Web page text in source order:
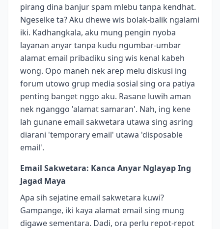
pirang dina banjur spam mlebu tanpa kendhat.
Ngeselke ta? Aku dhewe wis bolak-balik ngalami
iki. Kadhangkala, aku mung pengin nyoba
layanan anyar tanpa kudu ngumbar-umbar
alamat email pribadiku sing wis kenal kabeh
wong. Opo maneh nek arep melu diskusi ing
forum utowo grup media sosial sing ora patiya
penting banget nggo aku. Rasane luwih aman
nek nganggo 'alamat samaran'. Nah, ing kene
lah gunane email sakwetara utawa sing asring
diarani 'temporary email' utawa 'disposable
email'.
Email Sakwetara: Kanca Anyar Nglayap Ing
Jagad Maya
Apa sih sejatine email sakwetara kuwi?
Gampange, iki kaya alamat email sing mung
digawe sementara. Dadi, ora perlu repot-repot